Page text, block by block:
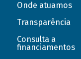
Onde atuamos
Transparência
Consulta a
financiamentos